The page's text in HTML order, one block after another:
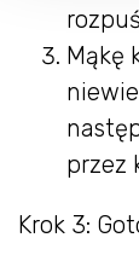
Mąkę
przez
Krok 3: